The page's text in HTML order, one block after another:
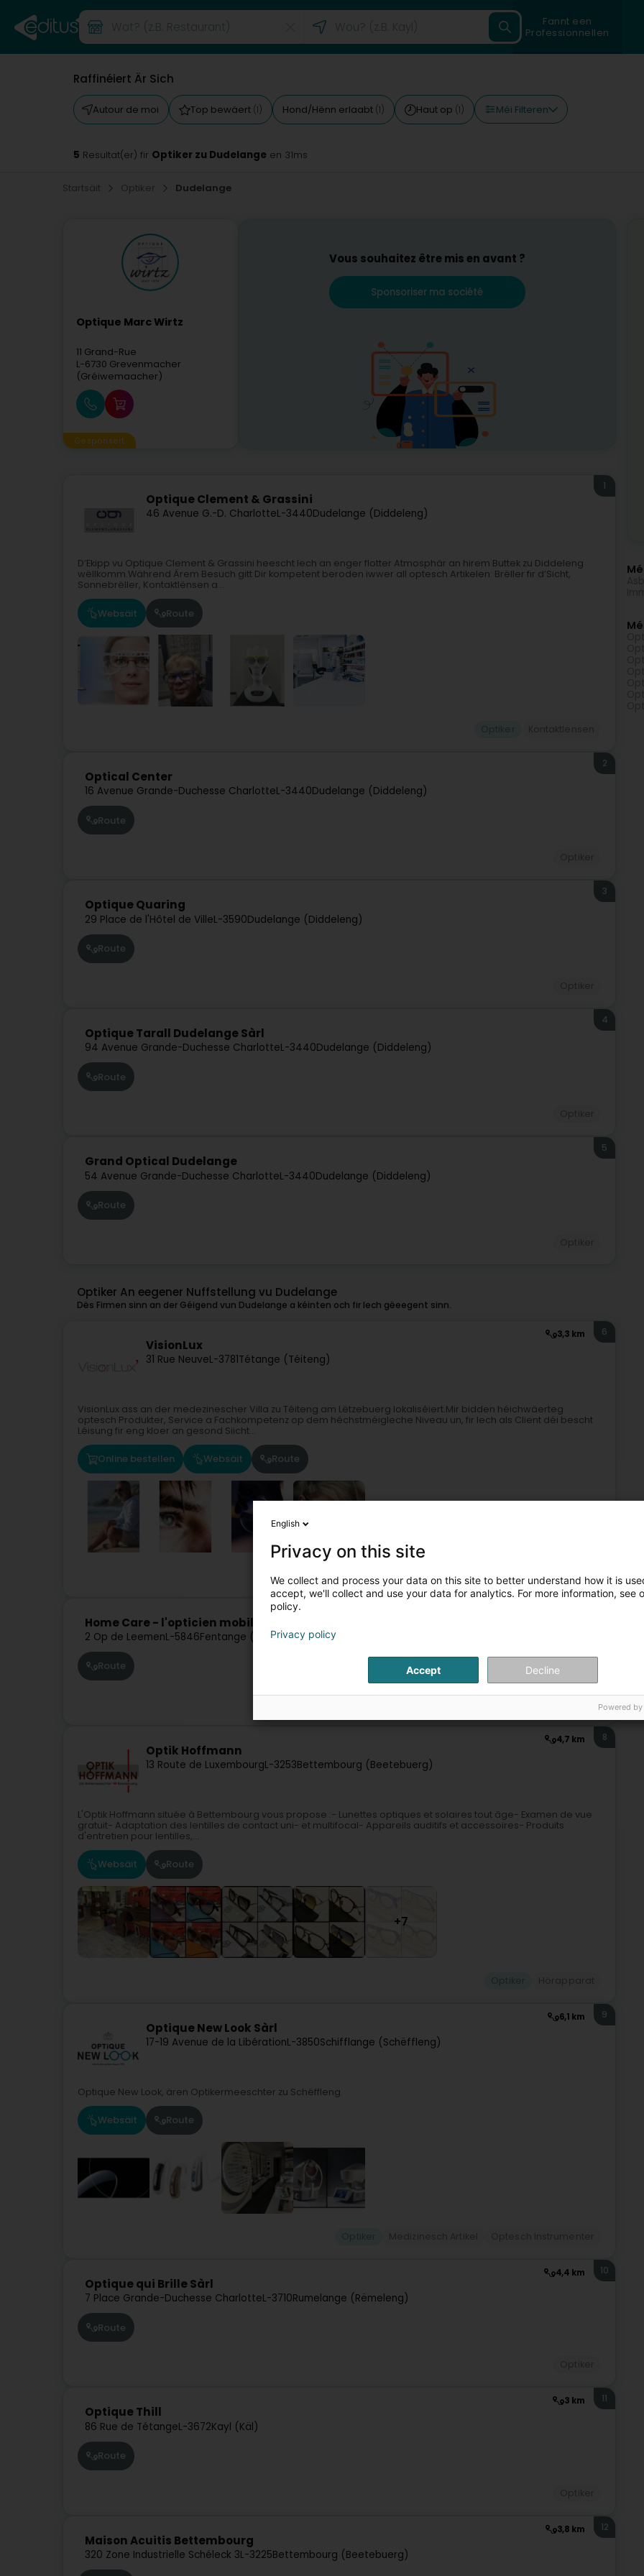
Fannt een
Professionnellen
Raffinéiert Är Sich
Autour de moi Top bewäert (1) Hond/Hënn erlaabt (1) Haut op (1) Méi Filteren
5 Resultat(er) fir Optiker zu Dudelange en 31ms
Startsäit Optiker Dudelange
Optique Marc Wirtz
11 Grand-Rue
L-6730 Grevenmacher
(Gréiwemaacher)
Gesponsert
Vous souhaitez être mis en avant ?
Sponsoriser ma société
Optique Clement & Grassini
46 Avenue G.-D. CharlotteL-3440Dudelange (Diddeleng)
1
D’Ekipp vu Optique Clement & Grassini heescht Iech an enger flotter Atmosphär an hirem Buttek zu Diddeleng
wëllkomm.Während Ärem Besuch gitt Dir kompetent beroden iwwer all optesch Artikelen: Brëller fir d’Sicht,
Sonnebrëller, Kontaktlënsen a...
Websäit Route
Optical Center
16 Avenue Grande-Duchesse CharlotteL-3440Dudelange (Diddeleng)
2
Route
Optique Quaring
29 Place de l'Hôtel de VilleL-3590Dudelange (Diddeleng)
3
Route
Optique Tarall Dudelange Sàrl
94 Avenue Grande-Duchesse CharlotteL-3440Dudelange (Diddeleng)
4
Route
Grand Optical Dudelange
54 Avenue Grande-Duchesse CharlotteL-3440Dudelange (Diddeleng)
5
Route
Optiker An eegener Nuffstellung vu Dudelange
Dës Firmen sinn an der Géigend vun Dudelange a kéinten och fir Iech gëeegent sinn.
3,3 km
VisionLux
31 Rue NeuveL-3781Tétange (Téiteng)
6
VisionLux ass an der medezinescher Villa zu Téiteng am Lëtzebuerg lokaliséiert.Mir bidden héichwäerteg
optesch Produkter, Service a Fachkompetenz op dem héchstméigleche Niveau un, fir Iech als Client déi bescht
Léisung fir eng kloer an gesond Siicht...
Online bestellen Websäit Route
Optiker Kontaktlensen
Home Care - l'opticien mobile
2 Op de LeemenL-5846Fentange (Fenteng)
Route
4,7 km
Optik Hoffmann
13 Route de LuxembourgL-3253Bettembourg (Beetebuerg)
8
L'Optik Hoffmann située à Bettembourg vous propose :- Lunettes optiques et solaires tout âge- Examen de vue
gratuit- Adaptation des lentilles de contact uni- et multifocal- Appareils auditifs et accessoires- Produits
d'entretien pour lentilles,...
Websäit Route
+7
6,1 km
Optique New Look Sàrl
17-19 Avenue de la LibérationL-3850Schifflange (Schëffleng)
9
Optique New Look, ären Optikermeeschter zu Schëffleng.
Websäit Route
4,4 km
Optique qui Brille Sàrl
7 Place Grande-Duchesse CharlotteL-3710Rumelange (Rëmeleng)
10
Route
3 km
Optique Thill
86 Rue de TétangeL-3672Kayl (Käl)
11
Route
3,8 km
Maison Acuitis Bettembourg
320 Zone Industrielle Schéleck 3L-3225Bettembourg (Beetebuerg)
12
English
Privacy on this site
We collect and process your data on this site to better understand how it is
accept, we'll collect and use your data for analytics. For more information, see
policy.
Privacy policy
Accept Decline
Powered by